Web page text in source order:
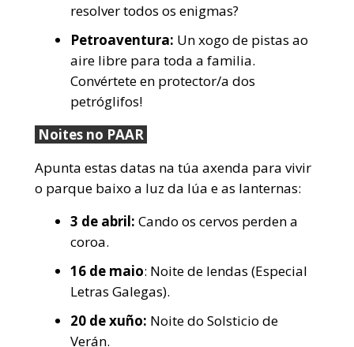
resolver todos os enigmas?
Petroaventura: Un xogo de pistas ao
aire libre para toda a familia.
Convértete en protector/a dos
petróglifos!
Noites no PAAR
Apunta estas datas na túa axenda para vivir
o parque baixo a luz da lúa e as lanternas:
3 de abril: Cando os cervos perden a
coroa.
16 de maio: Noite de lendas (Especial
Letras Galegas).
20 de xuño: Noite do Solsticio de
Verán.